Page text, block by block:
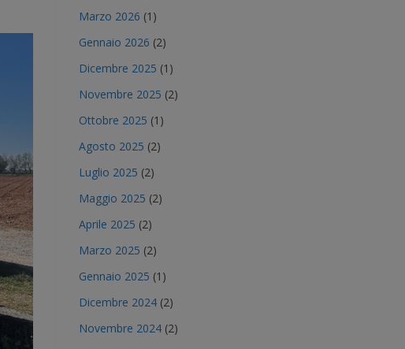
Marzo 2026 (1)
Gennaio 2026 (2)
Dicembre 2025 (1)
Novembre 2025 (2)
Ottobre 2025 (1)
Agosto 2025 (2)
Luglio 2025 (2)
Maggio 2025 (2)
Aprile 2025 (2)
Marzo 2025 (2)
Gennaio 2025 (1)
Dicembre 2024 (2)
Novembre 2024 (2)